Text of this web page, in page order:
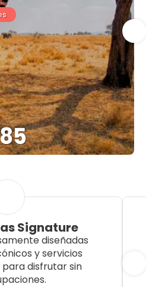
Signature
diseñadas
y servicios
disfrutar sin